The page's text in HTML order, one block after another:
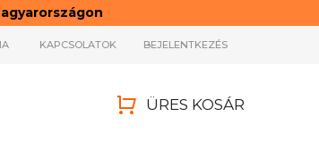
KAPCSOLATOK BEJELENTKEZÉS
ÜRES KOSÁR